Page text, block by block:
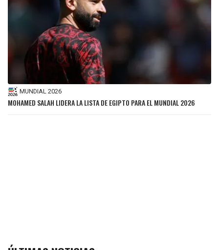
MUNDIAL 2026
MOHAMED SALAH LIDERA LA LISTA DE EGIPTO PARA EL MUNDIAL 2026